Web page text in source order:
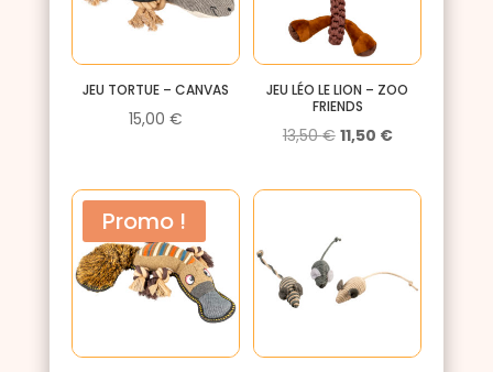
JEU TORTUE – CANVAS
15,00 €
JEU LÉO LE LION – ZOO
FRIENDS
13,50€ Le
initial
13,50 €.
11,50 €Le
actuel
Promo !